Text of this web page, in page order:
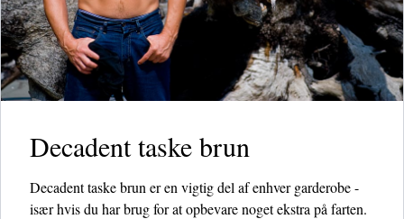
Decadent taske brun
Decadent taske brun er en vigtig del af enhver garderobe -
især hvis du har brug for at opbevare noget ekstra på farten.